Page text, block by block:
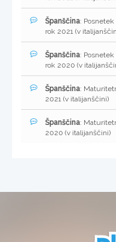
Španščina:
rok 2021 (v
Španščina:
rok 2020 (v
Španščina:
2021 (v italijanščini)
Španščina:
2020 (v italijanščini)